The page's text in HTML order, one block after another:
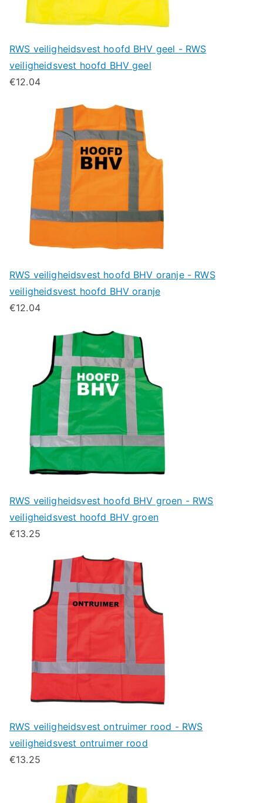
RWS veiligheidsvest hoofd BHV geel - RWS
veiligheidsvest hoofd BHV geel
€12.04
RWS veiligheidsvest hoofd BHV oranje - RWS
veiligheidsvest hoofd BHV oranje
€12.04
RWS veiligheidsvest hoofd BHV groen - RWS
veiligheidsvest hoofd BHV groen
€13.25
RWS veiligheidsvest ontruimer rood - RWS
veiligheidsvest ontruimer rood
€13.25